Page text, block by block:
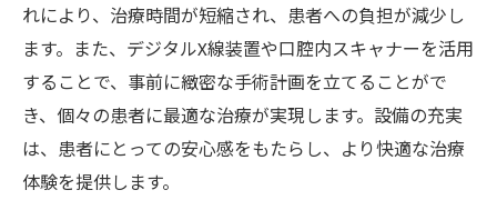
れにより、治療時間が短縮され、患者への負担が減少し
ます。また、デジタルX線装置や口腔内スキャナーを活用
することで、事前に緻密な手術計画を立てることがで
き、個々の患者に最適な治療が実現します。設備の充実
は、患者にとっての安心感をもたらし、より快適な治療
体験を提供します。